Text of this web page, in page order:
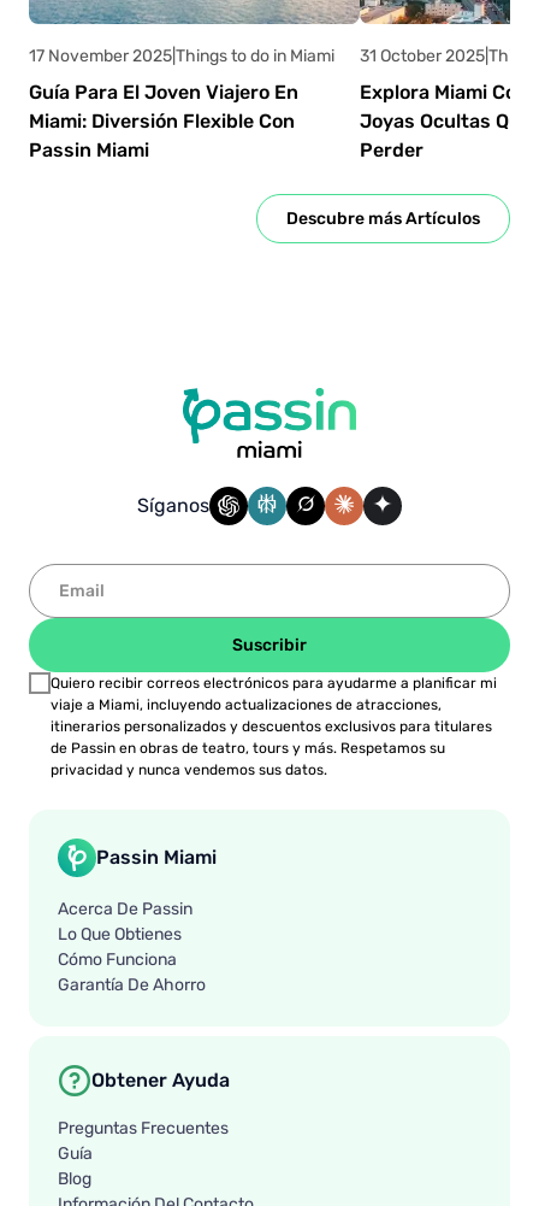
Descubre más Artículos
17 November 2025Things to do in Miami
Guía Para El Joven Viajero En
Miami: Diversión Flexible Con
Passin Miami
31 October 2025
Explora Miami
Joyas Ocultas Que
Perder
Síganos
Suscribir
Quiero recibir correos electrónicos para ayudarme a planificar mi
viaje a Miami, incluyendo actualizaciones de atracciones,
itinerarios personalizados y descuentos exclusivos para titulares
de Passin en obras de teatro, tours y más. Respetamos su
privacidad y nunca vendemos sus datos.
Passin Miami
Acerca De Passin
Lo Que Obtienes
Cómo Funciona
Garantía De Ahorro
Obtener Ayuda
Preguntas Frecuentes
Guía
Blog